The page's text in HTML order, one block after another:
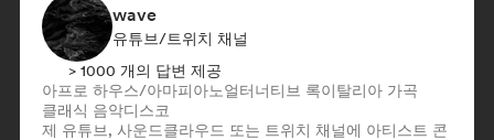
wave
유튜브/트위치 채널
> 1000 개의 답변 제공
아프로 하우스/아마피아노얼터너티브 록이탈리아 가곡
클래식 음악디스코
제 유튜브, 사운드클라우드 또는 트위치 채널에 아티스트 콘